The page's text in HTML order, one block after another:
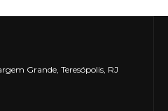
Grande, Teresópolis, RJ